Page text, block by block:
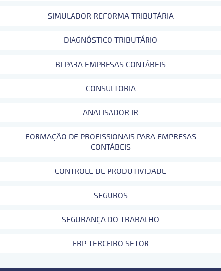
SIMULADOR REFORMA TRIBUTÁRIA
DIAGNÓSTICO TRIBUTÁRIO
BI PARA EMPRESAS CONTÁBEIS
CONSULTORIA
ANALISADOR IR
FORMAÇÃO DE PROFISSIONAIS PARA EMPRESAS
CONTÁBEIS
CONTROLE DE PRODUTIVIDADE
SEGUROS
SEGURANÇA DO TRABALHO
ERP TERCEIRO SETOR